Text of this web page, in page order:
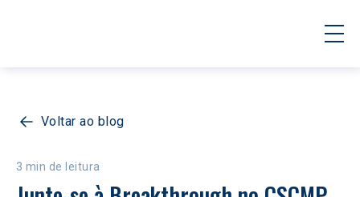
Voltar ao blog
3 min de leitura